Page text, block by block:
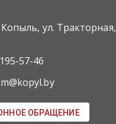
Копыль, ул. Тракторная,
57-46
ОБРАЩЕНИЕ